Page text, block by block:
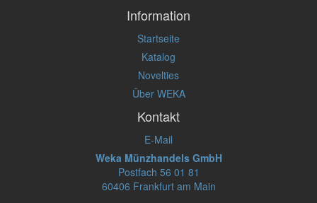
Information
Startseite
Katalog
Novelties
Über WEKA
Kontakt
E-Mail
Weka Münzhandels GmbH
Postfach 56 01 81
60406 Frankfurt am Main